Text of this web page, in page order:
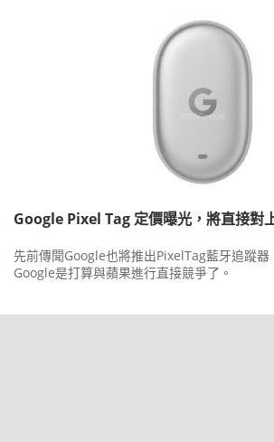
Google Pixel Tag 定價曝光，將直接對
先前傳聞Google也將推出PixelTag藍牙追蹤器
Google是打算與蘋果進行直接競爭了。